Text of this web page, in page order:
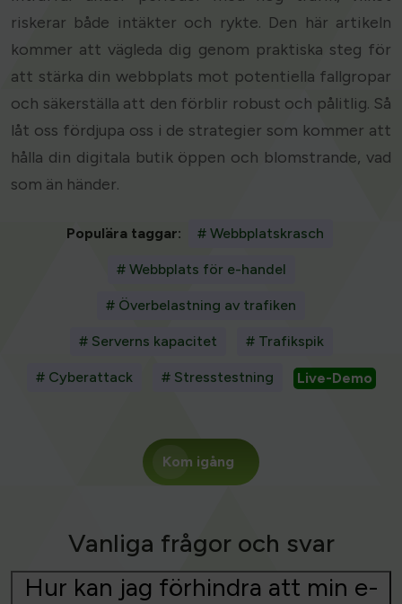
riskerar både intäkter och rykte. Den här artikeln
kommer att vägleda dig genom praktiska steg för
att stärka din webbplats mot potentiella fallgropar
och säkerställa att den förblir robust och pålitlig. Så
låt oss fördjupa oss i de strategier som kommer att
hålla din digitala butik öppen och blomstrande, vad
som än händer.
Populära taggar: # Webbplatskrasch
# Webbplats för e-handel
# Överbelastning av trafiken
# Serverns kapacitet # Trafikspik
# Cyberattack # Stresstestning Live-Demo
Kom igång
Vanliga frågor och svar
Hur kan jag förhindra att min e-